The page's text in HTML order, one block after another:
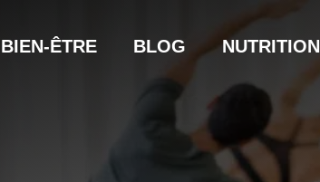
BIEN-ÊTRE BLOG NUTRITION